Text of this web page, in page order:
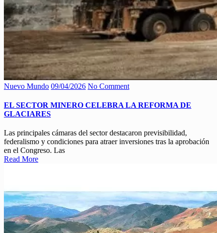
Nuevo Mundo 09/04/2026 No Comment
EL SECTOR MINERO CELEBRA LA REFORMA DE
GLACIARES
Las principales cámaras del sector destacaron previsibilidad,
federalismo y condiciones para atraer inversiones tras la aprobación
en el Congreso. Las
Read More